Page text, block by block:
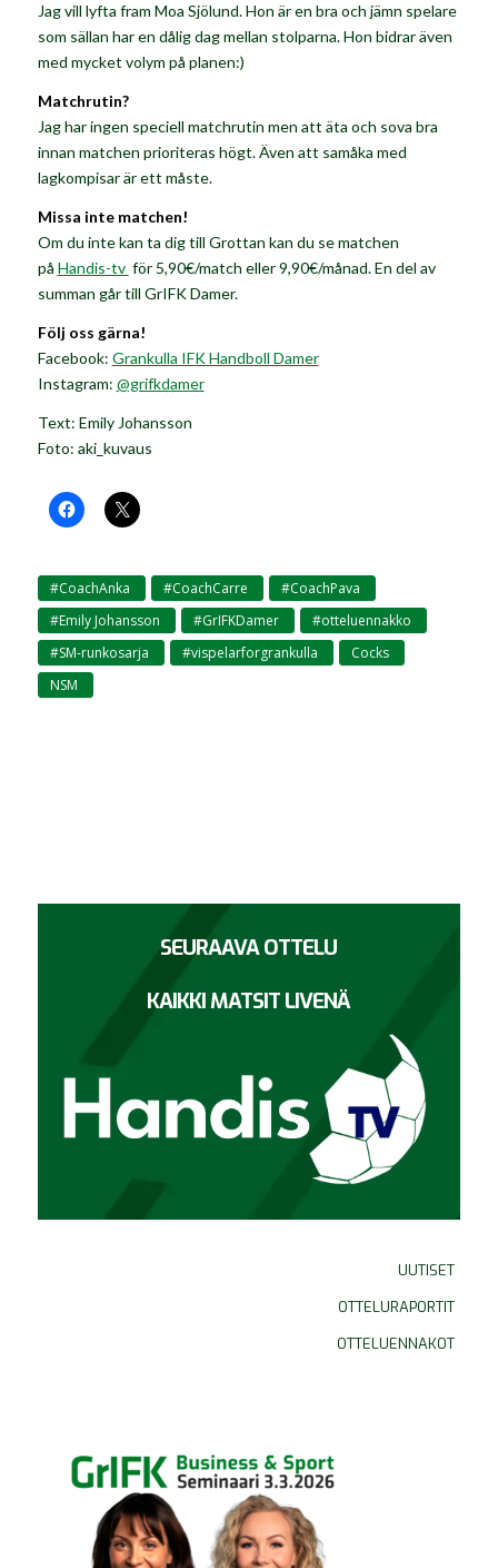
Jag vill lyfta fram Moa Sjölund. Hon är en bra och jämn spelare
som sällan har en dålig dag mellan stolparna. Hon bidrar även
med mycket volym på planen:)
Matchrutin?
Jag har ingen speciell matchrutin men att äta och sova bra
innan matchen prioriteras högt. Även att samåka med
lagkompisar är ett måste.
Missa inte matchen!
Om du inte kan ta dig till Grottan kan du se matchen
på Handis-tv för 5,90€/match eller 9,90€/månad. En del av
summan går till GrIFK Damer.
Följ oss gärna!
Facebook: Grankulla IFK Handboll Damer
Instagram: @grifkdamer
Text: Emily Johansson
Foto: aki_kuvaus
#CoachAnka #CoachCarre #CoachPava
#Emily Johansson #GrIFKDamer #otteluennakko
#SM-runkosarja #vispelarforgrankulla Cocks
NSM
SEURAAVA OTTELU
KAIKKI MATSIT LIVENÄ
UUTISET
OTTELURAPORTIT
OTTELUENNAKOT